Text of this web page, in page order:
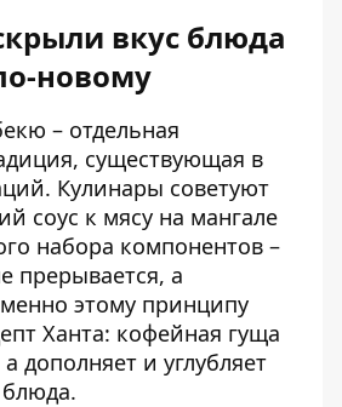
вкус блюда
новому
– отдельная
существующая в
Кулинары советуют
соус к мясу на мангале
набора компонентов –
прерывается, а
этому принципу
Ханта: кофейная гуща
дополняет и углубляет